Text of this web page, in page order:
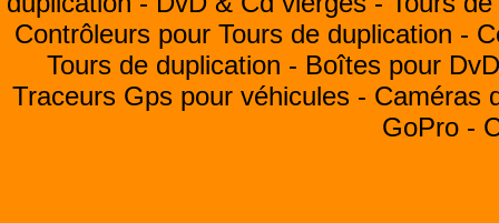
Contrôleurs pour Tours de duplication -
Tours de duplication - Boîtes pour
Traceurs Gps pour véhicules - Caméras
GoPro -